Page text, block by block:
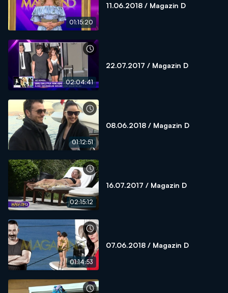
01:15:20
11.06.2018 / Magazin D
02:04:41
22.07.2017 / Magazin D
01:12:51
08.06.2018 / Magazin D
02:15:12
16.07.2017 / Magazin D
01:14:53
07.06.2018 / Magazin D